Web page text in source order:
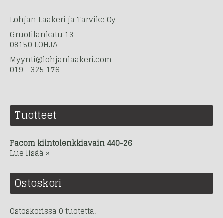
Lohjan Laakeri ja Tarvike Oy
Gruotilankatu 13
08150 LOHJA
Myynti@lohjanlaakeri.com
019 - 325 176
Tuotteet
Facom kiintolenkkiavain 440-26
Lue lisää »
Ostoskori
Ostoskorissa 0 tuotetta.